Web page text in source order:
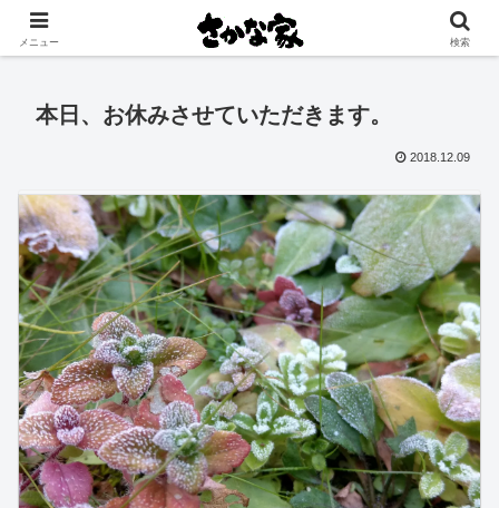
創業大正11年 矢祭町の中心で営む鮮魚店と飲食店
本日、お休みさせていただきます。
2018.12.09
メニュー 検索